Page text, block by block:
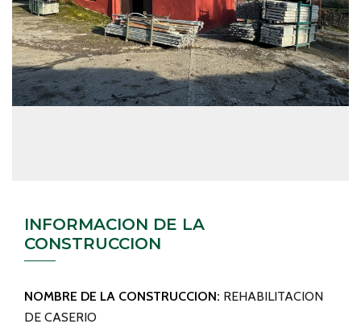
INFORMACION DE LA
CONSTRUCCION
NOMBRE DE LA CONSTRUCCION: REHABILITACION
DE CASERIO